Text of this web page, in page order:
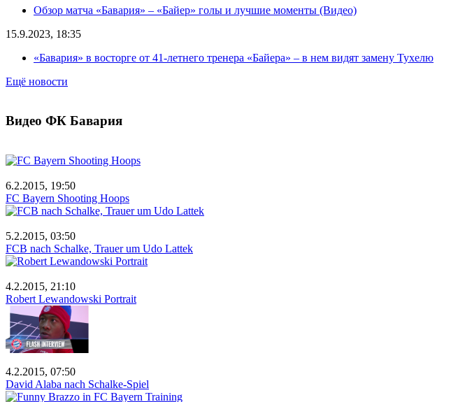
Обзор матча «Бавария» – «Байер» голы и лучшие моменты (Видео)
15.9.2023, 18:35
«Бавария» в восторге от 41-летнего тренера «Байера» – в нем видят замену Тухелю
Ещё новости
Видео ФК Бавария
6.2.2015, 19:50
FC Bayern Shooting Hoops
5.2.2015, 03:50
FCB nach Schalke, Trauer um Udo Lattek
4.2.2015, 21:10
Robert Lewandowski Portrait
4.2.2015, 07:50
David Alaba nach Schalke-Spiel